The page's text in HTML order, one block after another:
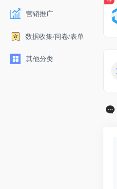
营销推广
数据收集/问卷/表单
其他分类